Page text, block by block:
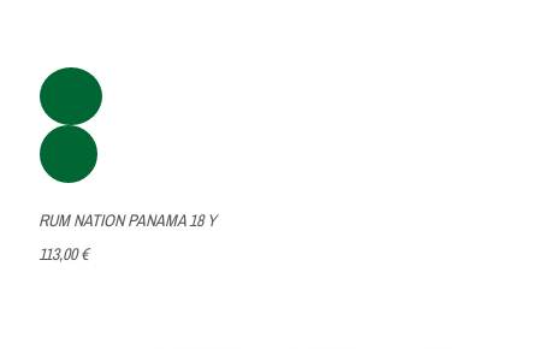
RUM NATION PANAMA 18 Y
113,00 €